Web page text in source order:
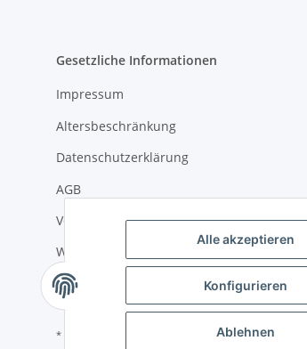
Alle akzeptieren
Konfigurieren
Ablehnen
Gesetzliche Informationen
Impressum
Altersbeschränkung
Datenschutzerklärung
AGB
Versand- und Zahlungsbedingungen
Widerrufsrecht
* Alle Preise inkl. gesetzlicher USt., zzgl. Versand